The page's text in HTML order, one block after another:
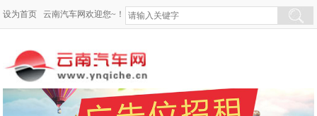
设为首页 云南汽车网欢迎您~！